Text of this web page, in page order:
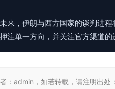
来，伊朗与西方国家的谈判进
注单一方向，并关注官方渠道的
：admin，如若转载，请注明出